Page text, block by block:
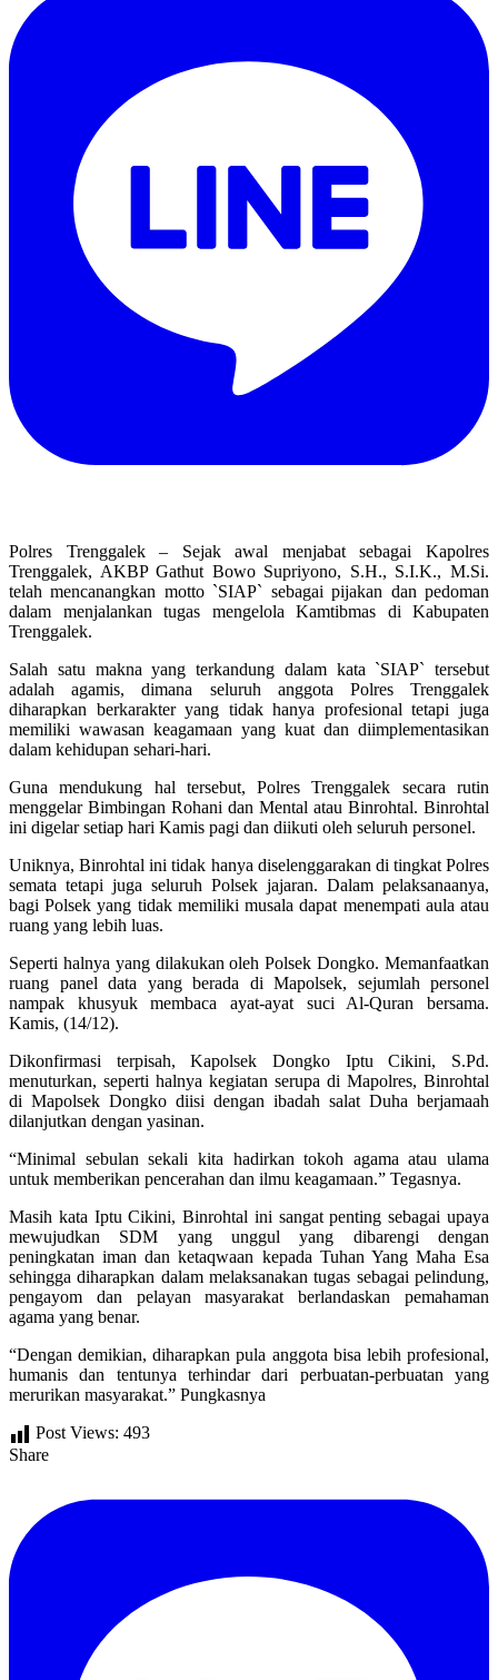
Polres Trenggalek – Sejak awal menjabat sebagai Kapolres
Trenggalek, AKBP Gathut Bowo Supriyono, S.H., S.I.K., M.Si.
telah mencanangkan motto `SIAP` sebagai pijakan dan pedoman
dalam menjalankan tugas mengelola Kamtibmas di Kabupaten
Trenggalek.
Salah satu makna yang terkandung dalam kata `SIAP` tersebut
adalah agamis, dimana seluruh anggota Polres Trenggalek
diharapkan berkarakter yang tidak hanya profesional tetapi juga
memiliki wawasan keagamaan yang kuat dan diimplementasikan
dalam kehidupan sehari-hari.
Guna mendukung hal tersebut, Polres Trenggalek secara rutin
menggelar Bimbingan Rohani dan Mental atau Binrohtal. Binrohtal
ini digelar setiap hari Kamis pagi dan diikuti oleh seluruh personel.
Uniknya, Binrohtal ini tidak hanya diselenggarakan di tingkat Polres
semata tetapi juga seluruh Polsek jajaran. Dalam pelaksanaanya,
bagi Polsek yang tidak memiliki musala dapat menempati aula atau
ruang yang lebih luas.
Seperti halnya yang dilakukan oleh Polsek Dongko. Memanfaatkan
ruang panel data yang berada di Mapolsek, sejumlah personel
nampak khusyuk membaca ayat-ayat suci Al-Quran bersama.
Kamis, (14/12).
Dikonfirmasi terpisah, Kapolsek Dongko Iptu Cikini, S.Pd.
menuturkan, seperti halnya kegiatan serupa di Mapolres, Binrohtal
di Mapolsek Dongko diisi dengan ibadah salat Duha berjamaah
dilanjutkan dengan yasinan.
“Minimal sebulan sekali kita hadirkan tokoh agama atau ulama
untuk memberikan pencerahan dan ilmu keagamaan.” Tegasnya.
Masih kata Iptu Cikini, Binrohtal ini sangat penting sebagai upaya
mewujudkan SDM yang unggul yang dibarengi dengan
peningkatan iman dan ketaqwaan kepada Tuhan Yang Maha Esa
sehingga diharapkan dalam melaksanakan tugas sebagai pelindung,
pengayom dan pelayan masyarakat berlandaskan pemahaman
agama yang benar.
“Dengan demikian, diharapkan pula anggota bisa lebih profesional,
humanis dan tentunya terhindar dari perbuatan-perbuatan yang
merurikan masyarakat.” Pungkasnya
Post Views: 493
Share